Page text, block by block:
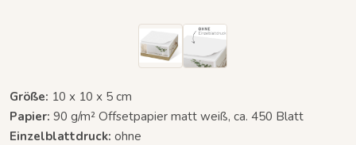
Größe: 10 x 10 x 5 cm
Papier: 90 g/m² Offsetpapier matt weiß, ca. 450 Blatt
Einzelblattdruck: ohne